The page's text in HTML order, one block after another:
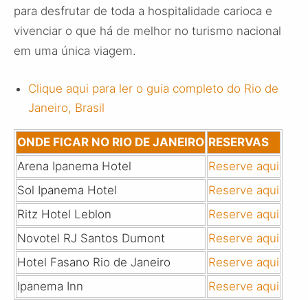
para desfrutar de toda a hospitalidade carioca e
vivenciar o que há de melhor no turismo nacional
em uma única viagem.
Clique aqui para ler o guia completo do Rio de
Janeiro, Brasil
ONDE FICAR NO RIO DE JANEIRO RESERVAS
Arena Ipanema Hotel
Reserve aqui
Sol Ipanema Hotel
Reserve aqui
Ritz Hotel Leblon
Reserve aqui
Novotel RJ Santos Dumont
Reserve aqui
Hotel Fasano Rio de Janeiro
Reserve aqui
Ipanema Inn
Reserve aqui